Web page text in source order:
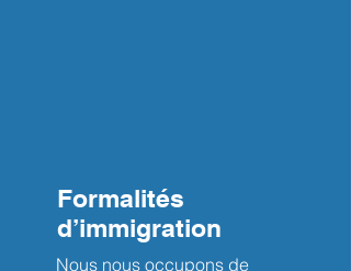
Formalités
d’immigration
Nous nous occupons de